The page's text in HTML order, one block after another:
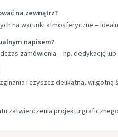
na zewnątrz?
na warunki atmosferyczne –
napisem?
zamówienia – np. dedykację lub
i czyszcz delikatną, wilgotną
zatwierdzenia projektu